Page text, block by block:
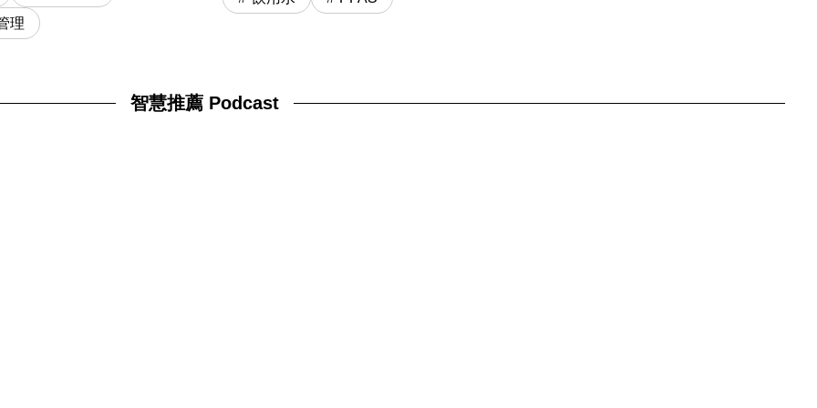
理
智慧推薦 Podcast